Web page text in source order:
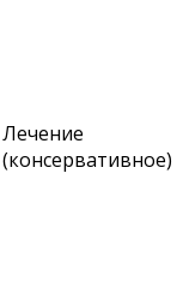
Лечение
(консервативное)